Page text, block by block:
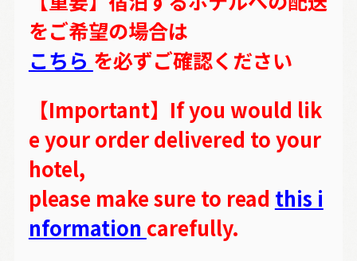
をご希望の場合は
こちら を必ずご確認ください
【Important】If you would lik
e your order delivered to your
hotel,
please make sure to read this i
nformation carefully.